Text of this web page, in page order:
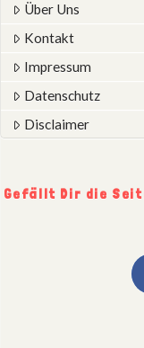
Über Uns
Kontakt
Impressum
Datenschutz
Disclaimer
Gefällt Dir die